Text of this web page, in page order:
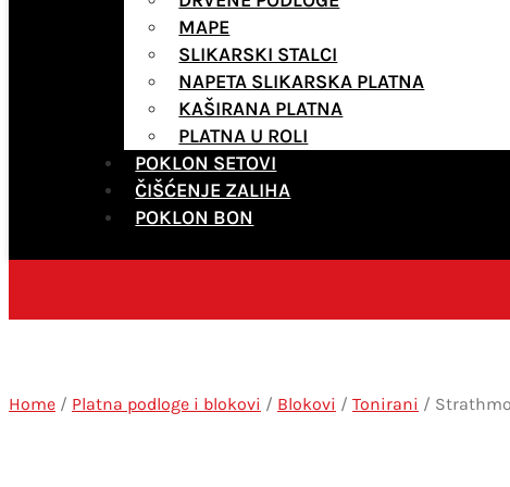
MAPE
SLIKARSKI STALCI
NAPETA SLIKARSKA PLATNA
KAŠIRANA PLATNA
PLATNA U ROLI
POKLON SETOVI
ČIŠĆENJE ZALIHA
POKLON BON
Home / Platna podloge i blokovi / Blokovi / Tonirani /